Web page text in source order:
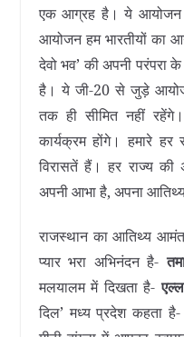
एक आग्रह है। ये आयोजन
आयोजन हम भारतीयों का
देवो भव’ की अपनी परंपरा
है। ये जी-20 से जुड़े
तक ही सीमित नहीं
कार्यक्रम होंगे। हमारे हर
विरासतें हैं। हर राज्य की
अपनी आभा है, अपना
राजस्थान का आतिथ्य
प्यार भरा अभिनंदन है-
मलयालम में दिखता है-
दिल’ मध्य प्रदेश कहता है-